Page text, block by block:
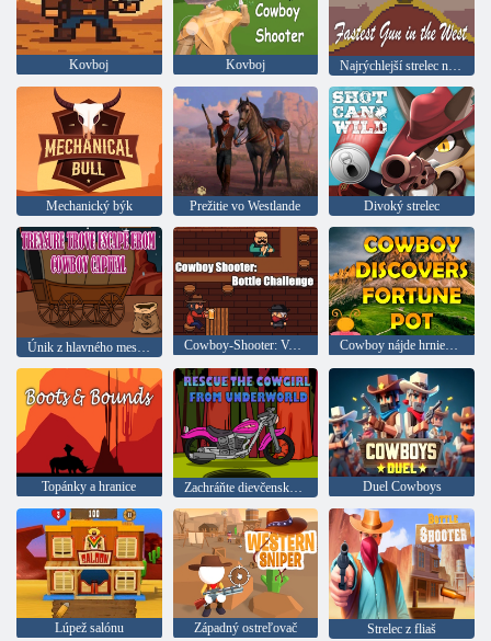
Kovboj Kovboj Najrýchlejší strelec na divokom západe
Mechanický býk Prežitie vo Westlande Divoký strelec
Cowboy-Shooter: Volanie fľaše Cowboy nájde hrniec so šťastím
Topánky a hranice Zachráňte dievčenský kovboy z podzemného sveta Duel Cowboys
Lúpež salónu Západný ostreľovač Strelec z fliaš